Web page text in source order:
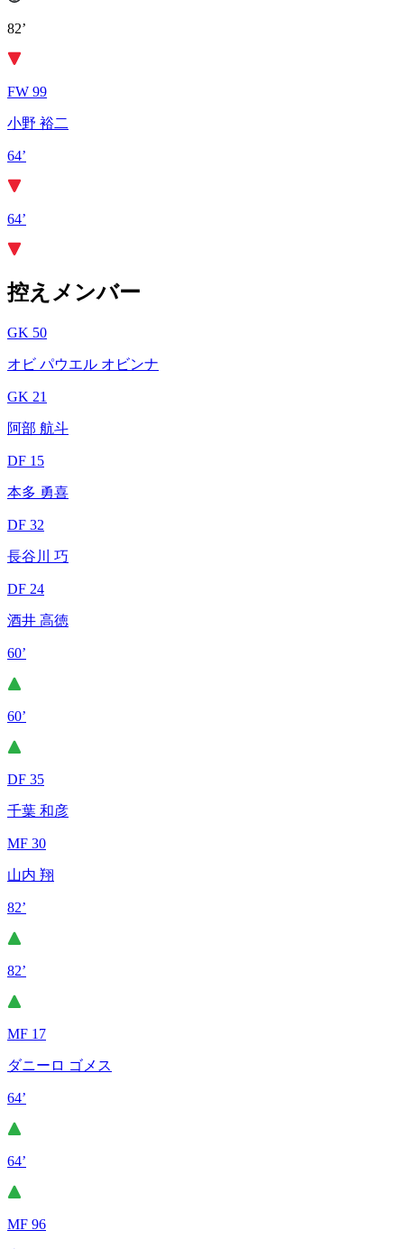
82’
FW 99
小野 裕二
64’
64’
控えメンバー
GK 50
オビ パウエル オビンナ
GK 21
阿部 航斗
DF 15
本多 勇喜
DF 32
長谷川 巧
DF 24
酒井 高徳
60’
60’
DF 35
千葉 和彦
MF 30
山内 翔
82’
82’
MF 17
ダニーロ ゴメス
64’
64’
MF 96